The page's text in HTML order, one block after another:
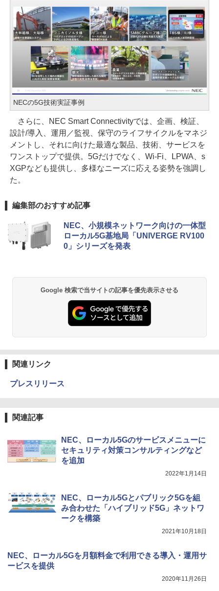
NECの5G技術実証事例
さらに、NEC Smart Connectivityでは、企画、検証、
設計/導入、運用／監視、保守のライフサイクルをマネジ
メントし、それに向けた最適な製品、技術、サービスを
ワンストップで提供。5Gだけでなく、Wi-Fi、LPWA、s
XGPなども提供し、多様なニーズに応える姿勢を強調し
た。
編集部のおすすめ記事
NEC、小規模ネットワーク向けの一体型
ローカル5G基地局「UNIVERGE RV100
0」シリーズを発表
Google 検索で当サイトの記事を優先表示させる
関連リンク
プレスリリース
関連記事
NEC、ローカル5Gのサービスメニューに
セキュリティ対策コンサルティングなど
を追加
2022年1月14日
NEC、ローカル5Gとパブリック5Gを組
み合わせた「ハイブリッド5G」ネットワ
ークを構築
2021年10月18日
NEC、ローカル5Gを月額料金で利用できる導入・運用サ
ービスを提供
2020年11月26日